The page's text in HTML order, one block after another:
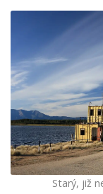
Starý, již